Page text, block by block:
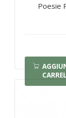
Poesie